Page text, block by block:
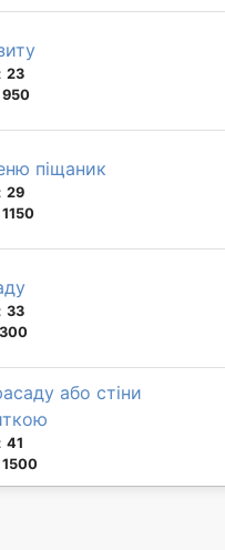
23
піщаник
29
33
або стіни
41